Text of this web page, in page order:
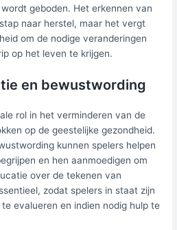
geboden. Het erkennen van
naar herstel, maar het vergt
om de nodige veranderingen
op het leven te krijgen.
en bewustwording
rol in het verminderen van de
op de geestelijke gezondheid.
kunnen spelers helpen
en hen aanmoedigen om
over de tekenen van
zodat spelers in staat zijn
evalueren en indien nodig hulp te